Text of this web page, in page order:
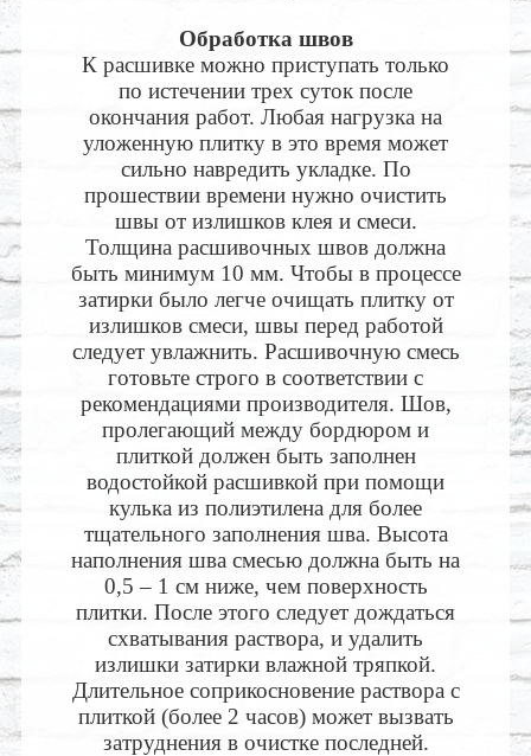
Обработка швов
К расшивке можно приступать только
по истечении трех суток после
окончания работ. Любая нагрузка на
уложенную плитку в это время может
сильно навредить укладке. По
прошествии времени нужно очистить
швы от излишков клея и смеси.
Толщина расшивочных швов должна
быть минимум 10 мм. Чтобы в процессе
затирки было легче очищать плитку от
излишков смеси, швы перед работой
следует увлажнить. Расшивочную смесь
готовьте строго в соответствии с
рекомендациями производителя. Шов,
пролегающий между бордюром и
плиткой должен быть заполнен
водостойкой расшивкой при помощи
кулька из полиэтилена для более
тщательного заполнения шва. Высота
наполнения шва смесью должна быть на
0,5 – 1 см ниже, чем поверхность
плитки. После этого следует дождаться
схватывания раствора, и удалить
излишки затирки влажной тряпкой.
Длительное соприкосновение раствора с
плиткой (более 2 часов) может вызвать
затруднения в очистке последней.